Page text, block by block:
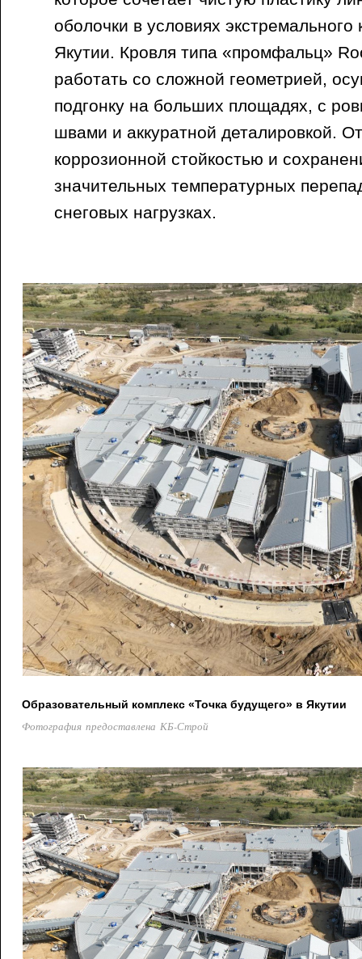
оболочки в условиях экстремального
Якутии. Кровля типа «промфальц»
работать со сложной геометрией,
подгонку на больших площадях, с
швами и аккуратной деталировкой.
коррозионной стойкостью и
значительных температурных
снеговых нагрузках.
Образовательный комплекс «Точка будущего» в Якутии
Фотография предоставлена КБ-Строй